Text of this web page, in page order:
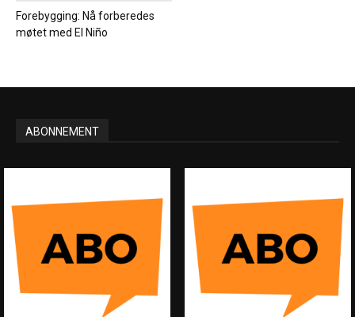
Forebygging: Nå forberedes
møtet med El Niño
ABONNEMENT